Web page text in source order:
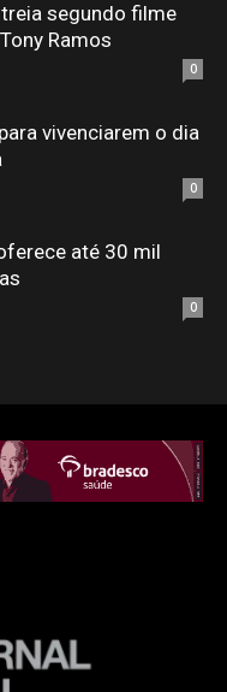
segundo filme
Ramos
0
vivenciarem o dia
0
até 30 mil
0